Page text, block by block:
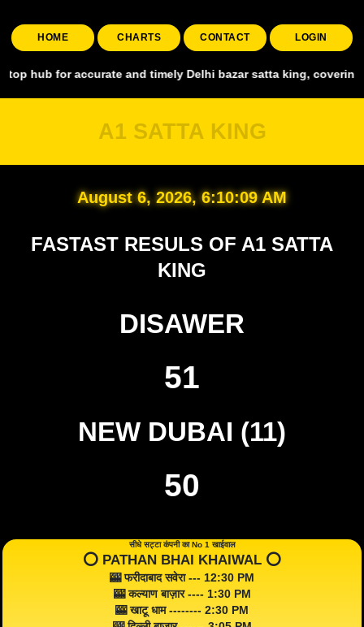
HOME CHARTS CONTACT LOGIN
accurate and timely Delhi bazar satta king, covering all
A1 SATTA KING
August 6, 2026, 6:10:10 AM
FASTAST RESULS OF A1 SATTA
KING
DISAWER
51
NEW DUBAI (11)
50
सीधे सट्टा कंपनी का No 1 खाईवाल
⭕️ PATHAN BHAI KHAIWAL ⭕️
🎰 फरीदाबाद सवेरा --- 12:30 PM
🎰 कल्याण बाज़ार ---- 1:30 PM
🎰 खाटू धाम -------- 2:30 PM